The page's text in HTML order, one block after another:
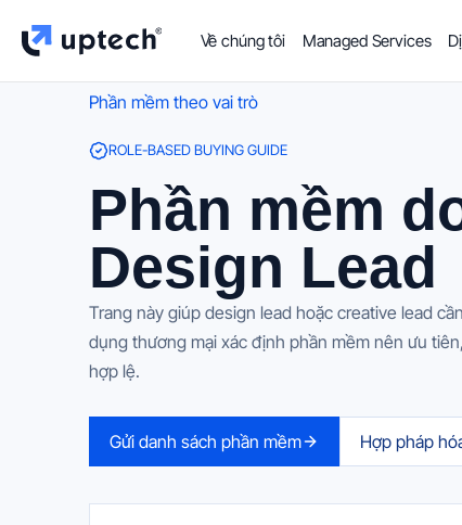
Về chúng tôi Managed Services
Phần mềm theo vai trò
ROLE-BASED BUYING GUIDE
Phần mềm
Design Lead
Trang này giúp design lead hoặc creative lead
dụng thương mại xác định phần mềm nên ưu
hợp lệ.
Gửi danh sách phần mềm Hợp pháp